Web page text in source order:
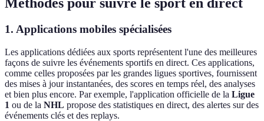
Méthodes pour suivre le sport en direct
1. Applications mobiles spécialisées
Les applications dédiées aux sports représentent l'une des meilleures
façons de suivre les événements sportifs en direct. Ces applications,
comme celles proposées par les grandes ligues sportives, fournissent
des mises à jour instantanées, des scores en temps réel, des analyses
et bien plus encore. Par exemple, l'application officielle de la Ligue
1 ou de la NHL propose des statistiques en direct, des alertes sur des
événements clés et des replays.